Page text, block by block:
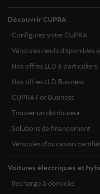
Découvrir CUPRA
Configurez votre CUPRA
Véhicules neufs disponibles
Nos offres LLD à particuliers
Nos offres LLD Business
CUPRA For Business
Trouver un distributeur
Solutions de financement
Véhicules d’occasion
Voitures électriques et
Recharge à domicile